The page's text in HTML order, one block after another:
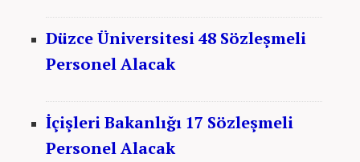
Düzce Üniversitesi 48 Sözleşmeli
Personel Alacak
İçişleri Bakanlığı 17 Sözleşmeli
Personel Alacak